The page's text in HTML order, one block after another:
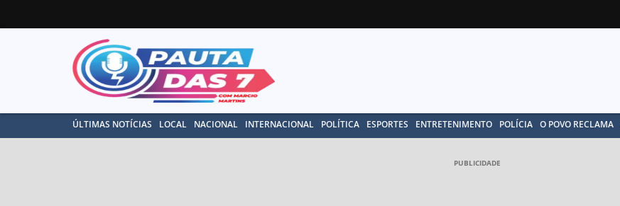
ÚLTIMAS NOTÍCIAS LOCAL NACIONAL INTERNACIONAL POLÍTICA ESPORTES ENTRETENIMENTO POLÍCIA O POVO RECLAMA
PUBLICIDADE